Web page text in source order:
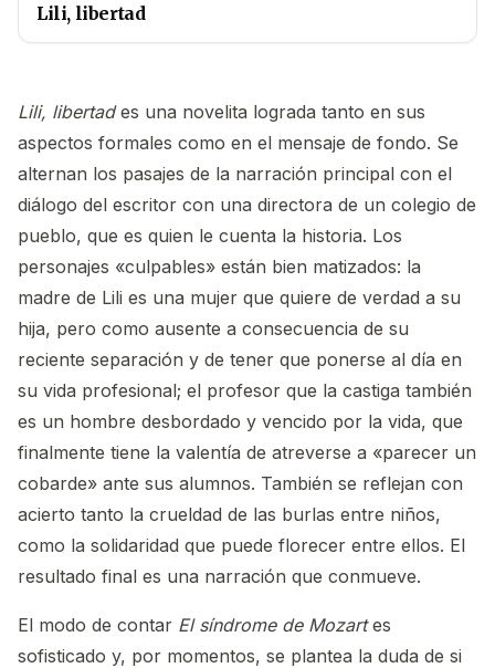
Lili, libertad
Lili, libertades una novelita lograda tanto en sus
aspectos formales como en el mensaje de fondo. Se
alternan los pasajes de la narración principal con el
diálogo del escritor con una directora de un colegio de
pueblo, que es quien le cuenta la historia. Los
personajes «culpables» están bien matizados: la
madre de Lili es una mujer que quiere de verdad a su
hija, pero como ausente a consecuencia de su
reciente separación y de tener que ponerse al día en
su vida profesional; el profesor que la castiga también
es un hombre desbordado y vencido por la vida, que
finalmente tiene la valentía de atreverse a «parecer un
cobarde» ante sus alumnos. También se reflejan con
acierto tanto la crueldad de las burlas entre niños,
como la solidaridad que puede florecer entre ellos. El
resultado final es una narración que conmueve.
El modo de contar El síndrome de Mozartes
sofisticado y, por momentos, se plantea la duda de si